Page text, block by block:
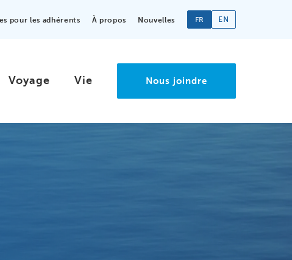
pour les adhérents À propos Nouvelles FR EN
Voyage Vie Nous joindre